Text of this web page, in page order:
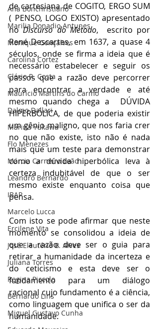
Ana Bonchristiano
Marilia Donadio Antunes
Monique Gonçalves
Carolina Cortez
Clério R. Costa
Maurício Martins do Carmo
Dalmo Dallari
Marina Yukawa
Flo Menezes
Márcia Carneiro Leão
Leandro Bernardo
IBAP
Marcelo Lucca
Ercilene Vita
José Eleutério B. Alves
Juliana Torres
Regina Piccolo
Bernardo Lins
Miguel Gustavo Cunha
de cartesiana de COGITO, ERGO SUM
( PENSO, LOGO EXISTO) apresentado
no Discurso do Método,  escrito por
René Descartes, em 1637, a quase 4
séculos, onde se firma a ideia que é
necessário estabelecer e seguir os
passos que a razão deve percorrer
para encontrar a verdade e até
mesmo quando chega a  DÚVIDA
HIPERBÓLICA, de que poderia existir
um gênio maligno, que nos faria crer
no que não existe, isto não é nada
mais que um teste para demonstrar
como a dúvida hiperbólica leva à
certeza indubitável de que o ser
mesmo existe enquanto coisa que
pensa.
Com isto se pode afirmar que neste
momento se consolidou a ideia de
que a razão deve ser o guia para
retirar a humanidade da incerteza e
do ceticismo e esta deve ser o
fundamento para um diálogo
racional cujo fundamento é a ciência,
como linguagem que unifica o ser da
humanidade.